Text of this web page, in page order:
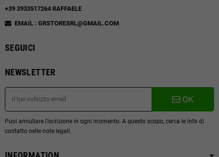
+39 3933517264 RAFFAELE
EMAIL : GRSTORESRL@GMAIL.COM
SEGUICI
NEWSLETTER
OK
Puoi annullare l'iscrizione in ogni momento. A questo scopo, cerca le info di
contatto nelle note legali.